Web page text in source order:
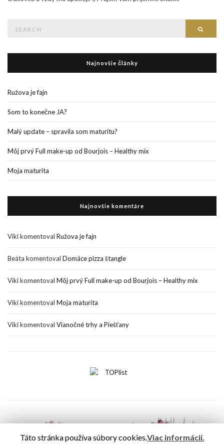
Najnovšie články
Ružova je fajn
Som to konečne JA?
Malý update – spravila som maturitu?
Môj prvý Full make-up od Bourjois – Healthy mix
Moja maturita
Najnovšie komentáre
Vikikomentoval Ružova je fajn
Beáta komentoval Domáce pizza štangle
Vikikomentoval Môj prvý Full make-up od Bourjois – Healthy mix
Vikikomentoval Moja maturita
Vikikomentoval Vianočné trhy a Piešťany
Táto stránka používa súbory cookies.Viac informácií.